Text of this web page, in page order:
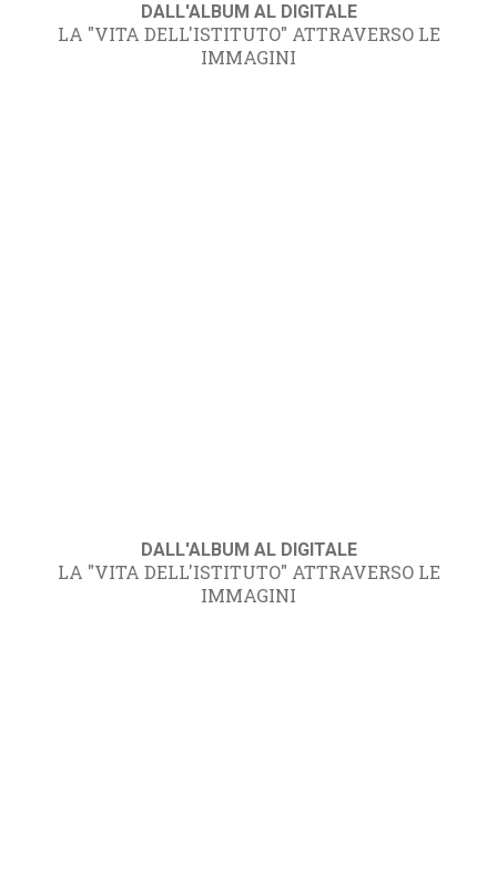
DALL'ALBUM AL DIGITALE
LA "VITA DELL'ISTITUTO" ATTRAVERSO LE
IMMAGINI
DALL'ALBUM AL DIGITALE
LA "VITA DELL'ISTITUTO" ATTRAVERSO LE
IMMAGINI